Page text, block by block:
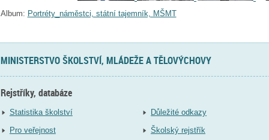
Album: Portréty_náměstci, státní tajemník, MŠMT
MINISTERSTVO ŠKOLSTVÍ, MLÁDEŽE A TĚLOVÝCHOVY
Rejstříky, databáze
Statistika školství
Pro veřejnost
Důležité odkazy
Školský rejstřík